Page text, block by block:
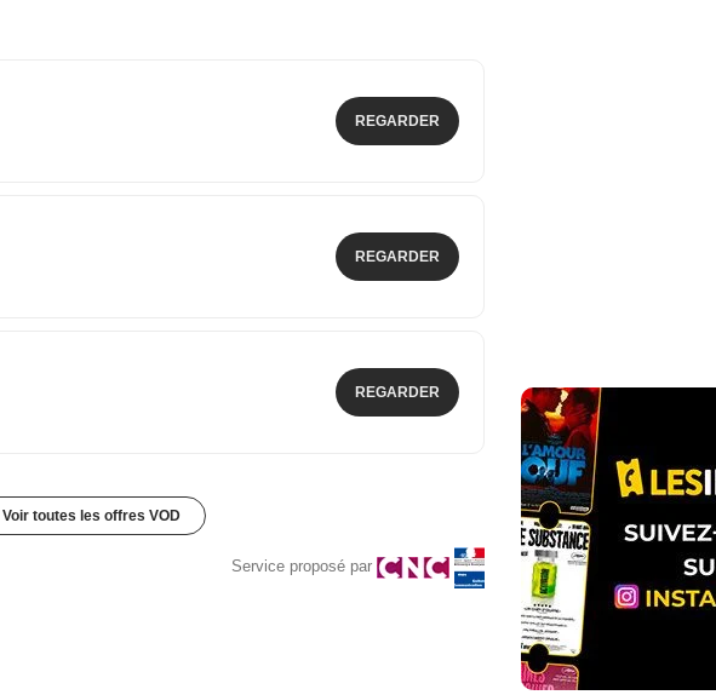
REGARDER
REGARDER
REGARDER
Voir toutes les offres VOD
Service proposé par